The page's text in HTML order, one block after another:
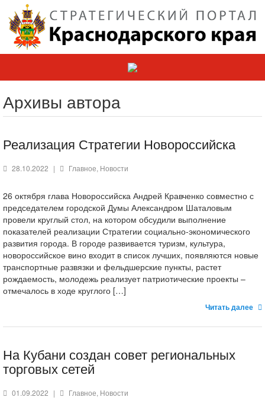
Архивы автора
Реализация Стратегии Новороссийска
28.10.2022 | Главное, Новости
26 октября глава Новороссийска Андрей Кравченко совместно с
председателем городской Думы Александром Шаталовым
провели круглый стол, на котором обсудили выполнение
показателей реализации Стратегии социально-экономического
развития города. В городе развивается туризм, культура,
новороссийское вино входит в список лучших, появляются новые
транспортные развязки и фельдшерские пункты, растет
рождаемость, молодежь реализует патриотические проекты –
отмечалось в ходе круглого […]
Читать далее
На Кубани создан совет региональных
торговых сетей
01.09.2022 | Главное, Новости